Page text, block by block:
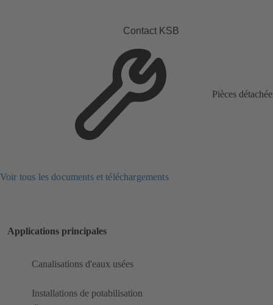
Contact KSB
Pièces
Voir tous les documents et téléchargements
Applications principales
Canalisations d'eaux usées
Installations de potabilisation